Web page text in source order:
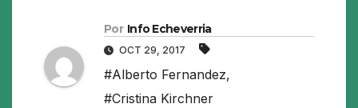
Por Info Echeverria
OCT 29, 2017
#Alberto Fernandez,
#Cristina Kirchner